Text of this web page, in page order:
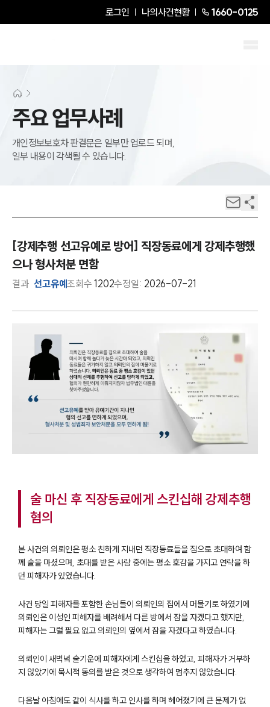
로그인 나의사건현황 1660-0125
주요 업무사례
개인정보보호차 판결문은 일부만 업로드 되며,
일부 내용이 각색될 수 있습니다.
[강제추행 선고유예로 방어] 직장동료에게 강제추행했
으나 형사처분 면함
결과 선고유예조회수1202수정일: 2026-07-21
술 마신 후 직장동료에게 스킨십해 강제추행
혐의
본 사건의 의뢰인은 평소 친하게 지내던 직장동료들을 집으로 초대하여 함
께 술을 마셨으며, 초대를 받은 사람 중에는 평소 호감을 가지고 연락을 하
던 피해자가 있었습니다.
사건 당일 피해자를 포함한 손님들이 의뢰인의 집에서 머물기로 하였기에
의뢰인은 이성인 피해자를 배려해서 다른 방에서 잠을 자겠다고 했지만,
피해자는 그럴 필요 없고 의뢰인의 옆에서 잠을 자겠다고 하였습니다.
의뢰인이 새벽녘 술기운에 피해자에게 스킨십을 하였고, 피해자가 거부하
지 않았기에 묵시적 동의를 받은 것으로 생각하여 멈추지 않았습니다.
다음날 아침에도 같이 식사를 하고 인사를 하며 헤어졌기에 큰 문제가 없